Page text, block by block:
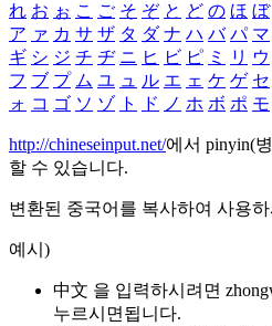
れ お ぉ こ ご そ ぞ と ど の ほ ぼ
ア ァ カ サ ザ タ ダ ナ ハ バ パ マ
ギ シ ジ チ ヂ ニ ヒ ビ ピ ミ リ ウ
フ ブ プ ム ユ ュ ル エ ェ ケ ゲ セ
ォ コ ゴ ソ ゾ ト ド ノ ホ ボ ポ モ
http://chineseinput.net/에서 pinyin(
할 수 있습니다.
변환된 중국어를 복사하여 사용
예시)
中文 을 입력하시려면
누르시면됩니다.